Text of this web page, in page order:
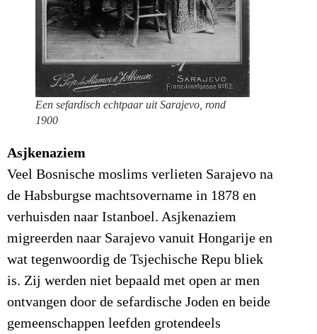
Een sefardisch echtpaar uit Sarajevo, rond
1900
Asjkenaziem
Veel Bosnische moslims verlieten Sarajevo na
de Habsburgse machtsovername in 1878 en
verhuisden naar Istanboel. Asjkenaziem
migreerden naar Sarajevo vanuit Hongarije en
wat tegenwoordig de Tsjechische Repu bliek
is. Zij werden niet bepaald met open ar men
ontvangen door de sefardische Joden en beide
gemeenschappen leefden grotendeels